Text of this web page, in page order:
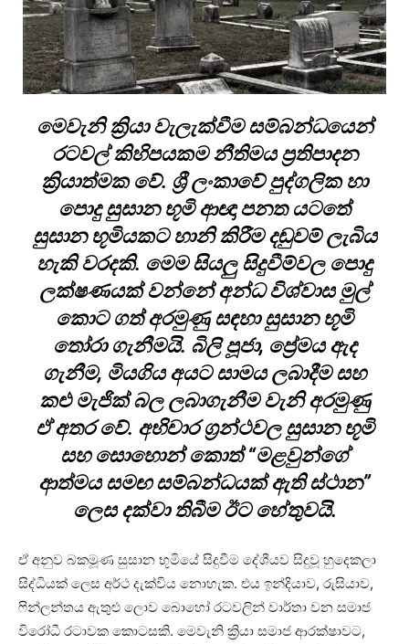
මෙවැනි ක්‍රියා වැලැක්වීම සම්බන්ධයෙන්
රටවල් කිහිපයකම නීතිමය ප්‍රතිපාදන
ක්‍රියාත්මක වේ. ශ්‍රී ලංකාවේ පුද්ගලික හා
පොදු සුසාන භූමි ආඥා පනත යටතේ
සුසාන භූමියකට හානි කිරීම දඬුවම් ලැබිය
හැකි වරදකි. මෙම සියලු සිදුවීම්වල පොදු
ලක්ෂණයක් වන්නේ අන්ධ විශ්වාස මුල්
කොට ගත් අරමුණු සඳහා සුසාන භූමි
තෝරා ගැනීමයි. බිලි පූජා, ප්‍රේමය ඇද
ගැනීම, මියගිය අයට සාමය ලබාදීම සහ
කළු මැජික් බල ලබාගැනීම වැනි අරමුණු
ඒ අතර වේ. අභිචාර ග්‍රන්ථවල සුසාන භූමි
සහ සොහොන් කොත් “මළවුන්ගේ
ආත්මය සමඟ සම්බන්ධයක් ඇති ස්ථාන”
ලෙස දක්වා තිබීම ඊට හේතුවයි.
ඒ අනුව බකමූණ සුසාන භූමියේ සිදුවීම දේශීයව සිදුවූ හුදෙකලා
සිද්ධියක් ලෙස අර්ථ දැක්විය නොහැක. එය ඉන්දියාව, රුසියාව,
ෆින්ලන්තය ඇතුළු ලොව බොහෝ රටවලින් වාර්තා වන සමාජ
විරෝධී රටාවක කොටසකි. මෙවැනි ක්‍රියා සමාජ ආරක්ෂාවට,